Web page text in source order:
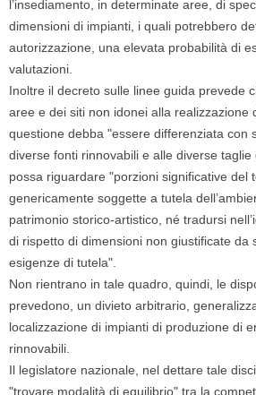
l’insediamento, in determinate aree, di
dimensioni di impianti, i quali potrebbero
autorizzazione, una elevata probabilità di
valutazioni.
Inoltre il decreto sulle linee guida prevede
aree e dei siti non idonei alla realizzazione
questione debba "essere differenziata con
diverse fonti rinnovabili e alle diverse
possa riguardare "porzioni significative del
genericamente soggette a tutela
patrimonio storico-artistico, né tradursi
di rispetto di dimensioni non giustificate da
esigenze di tutela".
Non rientrano in tale quadro, quindi, le
prevedono, un divieto arbitrario,
localizzazione di impianti di produzione di
rinnovabili.
Il legislatore nazionale, nel dettare tale
"trovare modalità di equilibrio" tra la